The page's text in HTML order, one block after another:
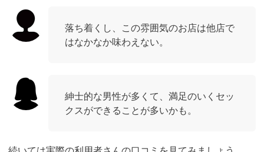
落ち着くし、この雰囲気のお店は他店で
はなかなか味わえない。
紳士的な男性が多くて、満足のいくセッ
クスができることが多いかも。